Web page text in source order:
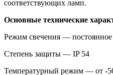
соответствующих ламп.
Основные технические
Режим свечения — постоянное
Степень защиты — IP 54
Температурный режим — от -